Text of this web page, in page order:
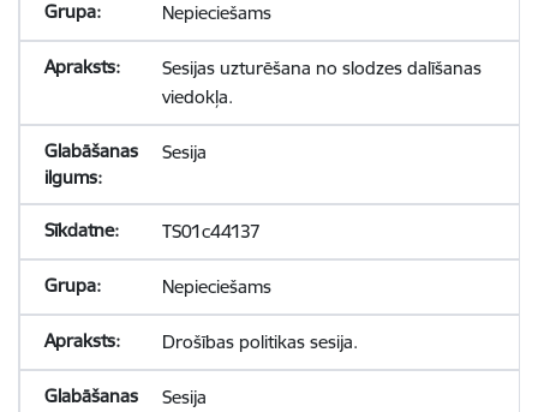
Nepieciešams
Sesijas uzturēšana no slodzes dalīšanas
viedokļa.
Sesija
TS01c44137
Nepieciešams
Drošības politikas sesija.
Sesija